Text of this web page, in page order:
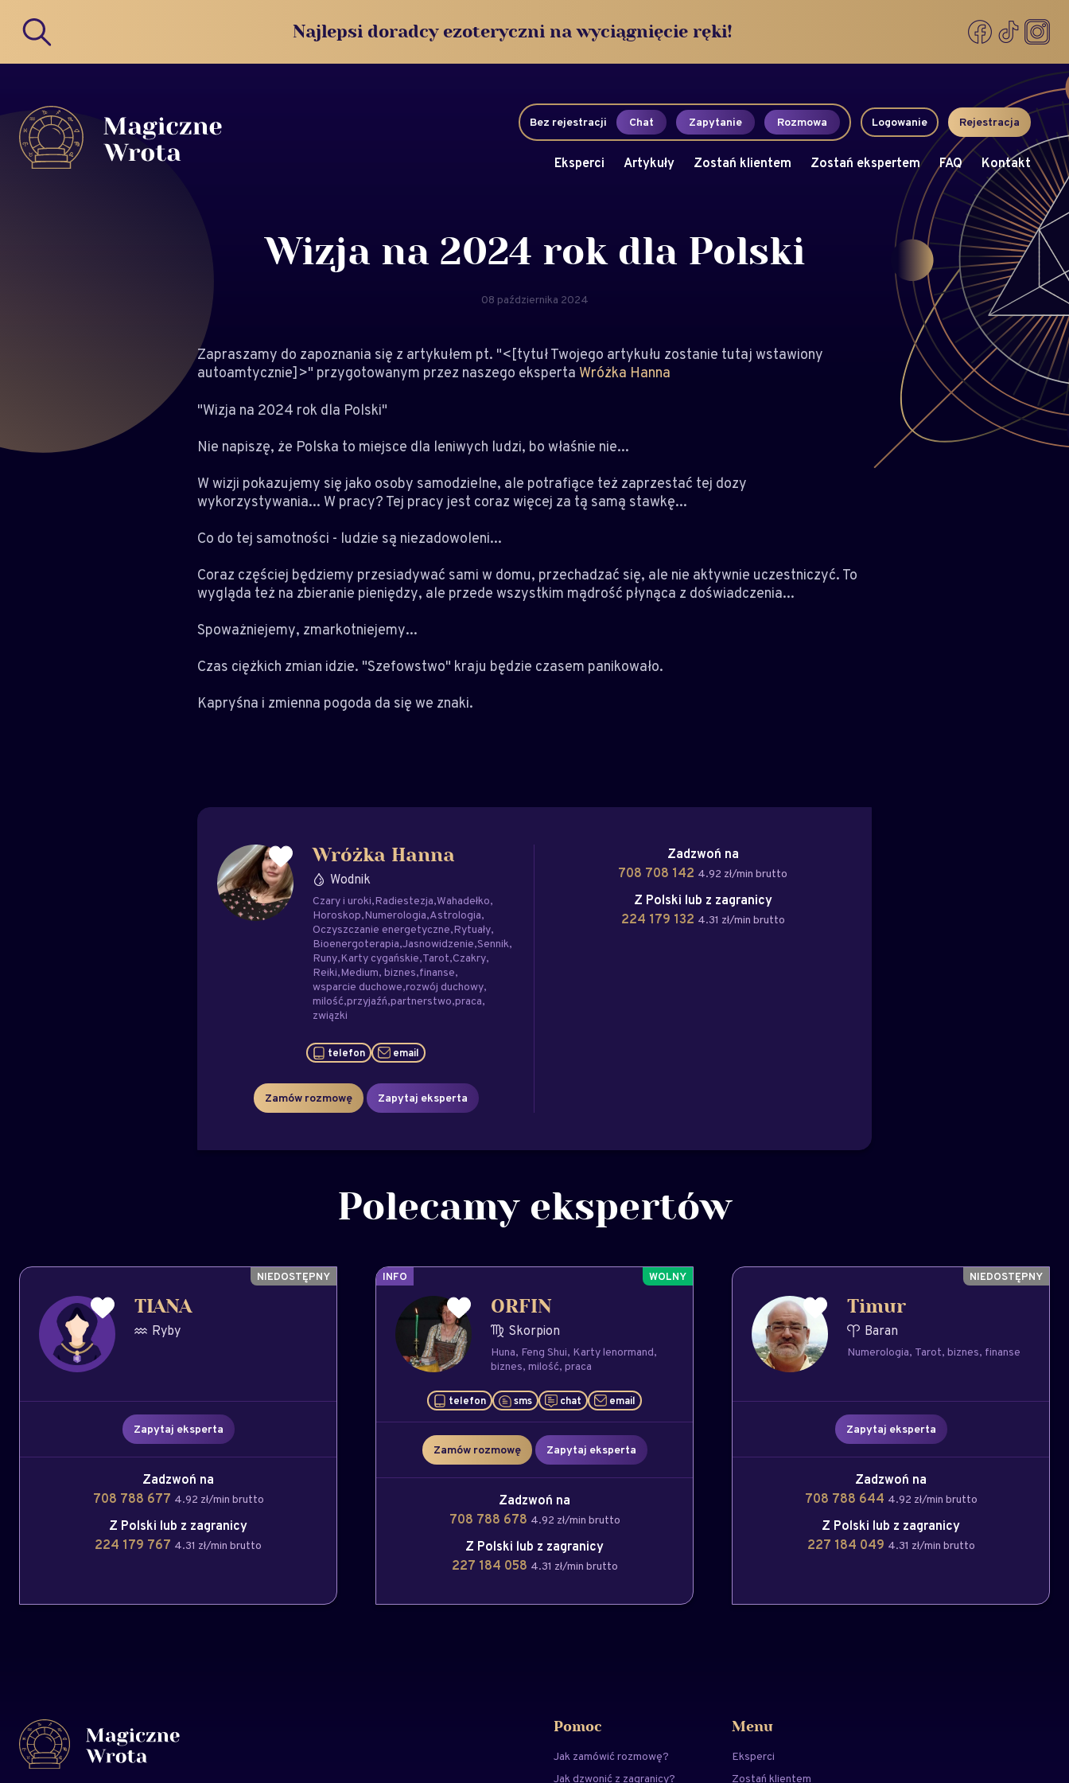
Najlepsi doradcy ezoteryczni na wyciągnięcie ręki!
Bez rejestracji Chat Zapytanie Rozmowa Logowanie Rejestracja
Eksperci Artykuły Zostań klientem Zostań ekspertem FAQ Kontakt
Wizja na 2024 rok dla Polski
08 października 2024
Zapraszamy do zapoznania się z artykułem pt. "<[tytuł Twojego artykułu zostanie tutaj wstawiony
autoamtycznie]>" przygotowanym przez naszego eksperta Wróżka Hanna
"Wizja na 2024 rok dla Polski"
Nie napiszę, że Polska to miejsce dla leniwych ludzi, bo właśnie nie...
W wizji pokazujemy się jako osoby samodzielne, ale potrafiące też zaprzestać tej dozy
wykorzystywania... W pracy? Tej pracy jest coraz więcej za tą samą stawkę...
Co do tej samotności - ludzie są niezadowoleni...
Coraz częściej będziemy przesiadywać sami w domu, przechadzać się, ale nie aktywnie uczestniczyć. To
wygląda też na zbieranie pieniędzy, ale przede wszystkim mądrość płynąca z doświadczenia...
Spoważniejemy, zmarkotniejemy...
Czas ciężkich zmian idzie. "Szefowstwo" kraju będzie czasem panikowało.
Kapryśna i zmienna pogoda da się we znaki.
Wróżka Hanna
Wodnik
Czary i uroki Radiestezja Wahadełko
Horoskop Numerologia Astrologia
Oczyszczanie energetyczne Rytuały
Bioenergoterapia Jasnowidzenie Sennik
Runy Karty cygańskie Tarot Czakry
Reiki Medium biznes finanse
wsparcie duchowe rozwój duchowy
milość przyjaźń partnerstwo praca
związki
telefon email
Zamów rozmowę Zapytaj eksperta
Zadzwoń na
708 708 142 4.92 zł/min brutto
Z Polski lub z zagranicy
224 179 132 4.31 zł/min brutto
Polecamy ekspertów
TIANA
Ryby
Zapytaj eksperta
Zadzwoń na
708 788 677 4.92 zł/min brutto
Z Polski lub z zagranicy
224 179 767 4.31 zł/min brutto
INFO
ORFIN
Skorpion
Huna Feng Shui Karty lenormand
biznes milość praca
telefon sms chat email
Zamów rozmowę Zapytaj eksperta
Zadzwoń na
708 788 678 4.92 zł/min brutto
Z Polski lub z zagranicy
227 184 058 4.31 zł/min brutto
Timur
Baran
Numerologia Tarot biznes finanse
Zapytaj eksperta
Zadzwoń na
708 788 644 4.92 zł/min brutto
Z Polski lub z zagranicy
227 184 049 4.31 zł/min brutto
Pomoc
Jak zamówić rozmowę?
Jak dzwonić z zagranicy?
Menu
Eksperci
Zostań klientem